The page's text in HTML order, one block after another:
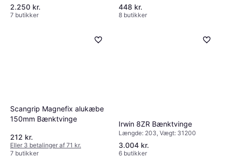
2.250 kr.
7 butikker
448 kr.
8 butikker
Scangrip Magnefix alukæbe
150mm Bænktvinge
212 kr.
Eller 3 betalinger af 71 kr.
7 butikker
Irwin 8ZR Bænktvinge
Længde: 203, Vægt: 31200
3.004 kr.
6 butikker